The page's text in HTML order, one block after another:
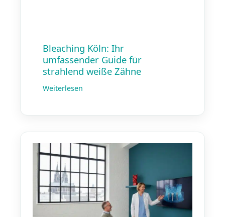
Bleaching Köln: Ihr
umfassender Guide für
strahlend weiße Zähne
Weiterlesen